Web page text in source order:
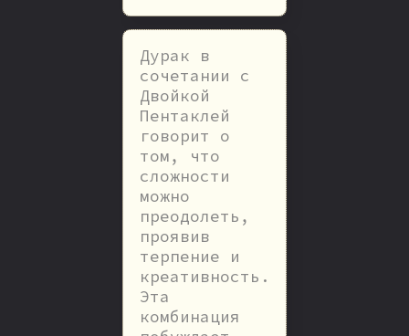
Дурак в
сочетании с
Двойкой
Пентаклей
говорит о
том, что
сложности
можно
преодолеть,
проявив
терпение и
креативность.
Эта
комбинация